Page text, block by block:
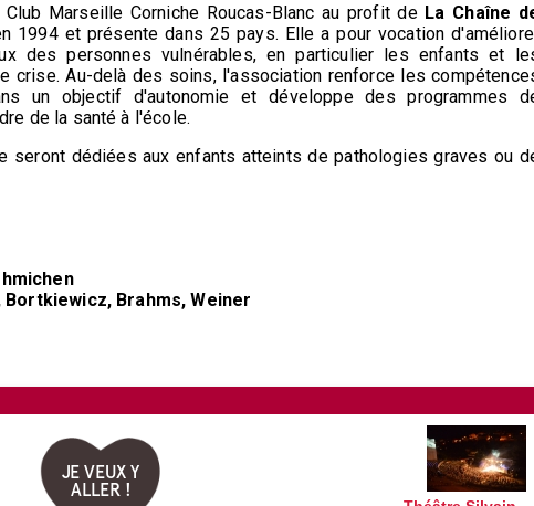
Marseille Corniche Roucas-Blanc au profit de La Chaîne
1994 et présente dans 25 pays. Elle a pour vocation
des personnes vulnérables, en particulier les enfants et
crise. Au-delà des soins, l'association renforce les
un objectif d'autonomie et développe des programmes
de la santé à l'école.
dédiées aux enfants atteints de pathologies graves ou
Brahms, Weiner
JE VEUX Y
ALLER !